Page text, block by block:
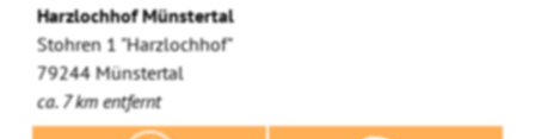
Harzlochhof Münstertal
Stohren 1 "Harzlochhof"
79244 Münstertal
ca. 7 km entfernt